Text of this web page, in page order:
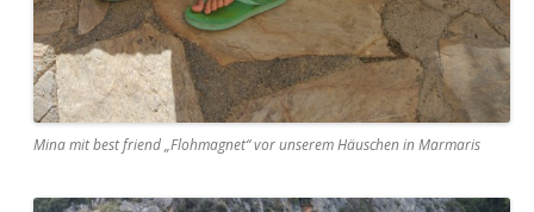
Mina mit best friend „Flohmagnet“ vor unserem Häuschen in Marmaris